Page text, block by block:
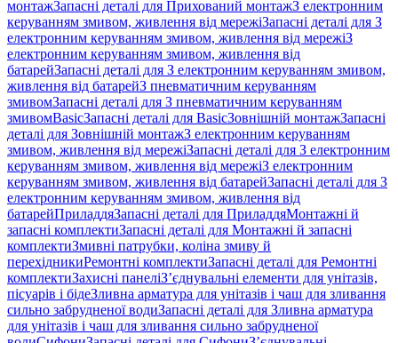
монтажЗапасні деталі для Прихований монтажЗ електронним
керуванням змивом, живлення від мережіЗапасні деталі для З
електронним керуванням змивом, живлення від мережіЗ
електронним керуванням змивом, живлення від
батарейЗапасні деталі для З електронним керуванням змивом,
живлення від батарейЗ пневматичним керуванням
змивомЗапасні деталі для З пневматичним керуванням
змивомBasicЗапасні деталі для BasicЗовнішній монтажЗапасні
деталі для Зовнішній монтажЗ електронним керуванням
змивом, живлення від мережіЗапасні деталі для З електронним
керуванням змивом, живлення від мережіЗ електронним
керуванням змивом, живлення від батарейЗапасні деталі для З
електронним керуванням змивом, живлення від
батарейПриладдяЗапасні деталі для ПриладдяМонтажні й
запасні комплектиЗапасні деталі для Монтажні й запасні
комплектиЗмивні патрубки, коліна змиву й
перехідникиРемонтні комплектиЗапасні деталі для Ремонтні
комплектиЗахисні панеліЗ’єднувальні елементи для унітазів,
пісуарів і бідеЗливна арматура для унітазів і чаш для зливання
сильно забрудненої водиЗапасні деталі для Зливна арматура
для унітазів і чаш для зливання сильно забрудненої